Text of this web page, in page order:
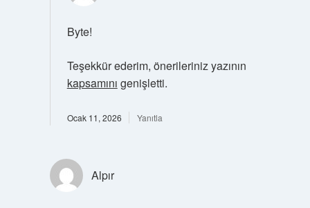
Byte!
Teşekkür ederim, önerileriniz yazının
kapsamını genişletti.
Ocak 11, 2026 Yanıtla
Alpır